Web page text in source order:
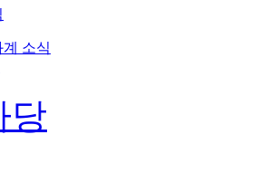
소식
당